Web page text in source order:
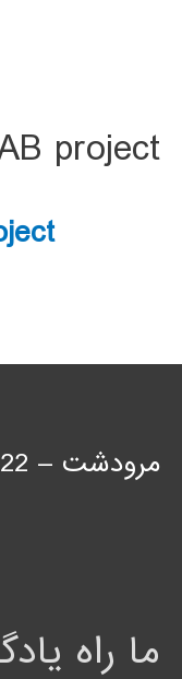
project
مرودشت – 22 بهمن شمالی
ما راه